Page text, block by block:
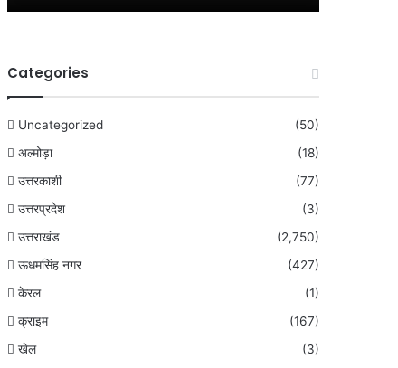
Categories
Uncategorized
(50)
अल्मोड़ा
(18)
उत्तरकाशी
(77)
उत्तरप्रदेश
(3)
उत्तराखंड
(2,750)
ऊधमसिंह नगर
(427)
केरल
(1)
क्राइम
(167)
खेल
(3)